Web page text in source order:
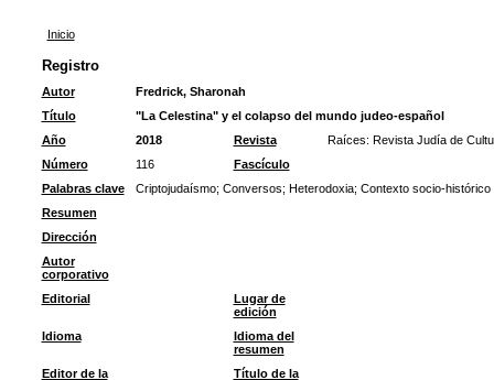
Inicio
Registro
Autor
Fredrick, Sharonah
Título
"La Celestina" y el colapso del mundo judeo-español
Año
2018 Revista
Raíces: Revista Judía de
Número
116
Fascículo
Palabras clave
Criptojudaísmo; Conversos; Heterodoxia; Contexto socio-histórico
Resumen
Dirección
Autor
corporativo
Editorial
Lugar de
edición
Idioma
Idioma del
resumen
Editor de la
Título de la